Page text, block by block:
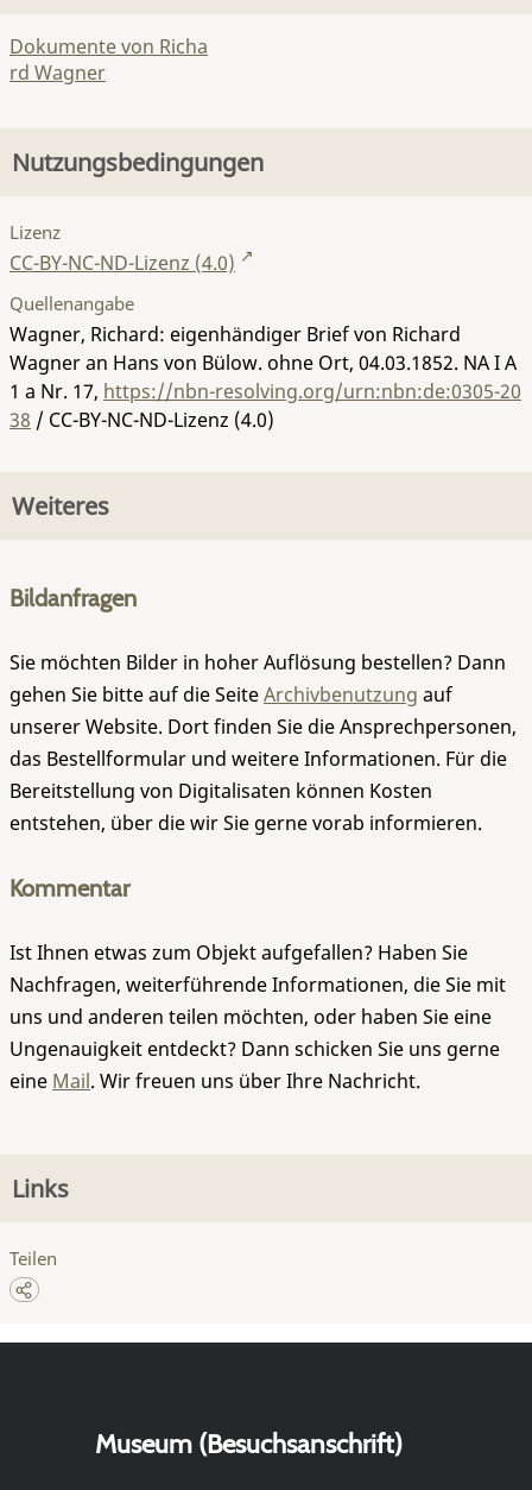
Dokumente von Richa
rd Wagner
Nutzungsbedingungen
Lizenz
CC-BY-NC-ND-Lizenz (4.0)
Quellenangabe
Wagner, Richard: eigenhändiger Brief von Richard
Wagner an Hans von Bülow. ohne Ort, 04.03.1852. NA I A
1 a Nr. 17, https://nbn-resolving.org/urn:nbn:de:0305-20
38 / CC-BY-NC-ND-Lizenz (4.0)
Weiteres
Bildanfragen
Sie möchten Bilder in hoher Auflösung bestellen? Dann
gehen Sie bitte auf die SeiteArchivbenutzung auf
unserer Website. Dort finden Sie die Ansprechpersonen,
das Bestellformular und weitere Informationen. Für die
Bereitstellung von Digitalisaten können Kosten
entstehen, über die wir Sie gerne vorab informieren.
Kommentar
Ist Ihnen etwas zum Objekt aufgefallen? Haben Sie
Nachfragen, weiterführende Informationen, die Sie mit
uns und anderen teilen möchten, oder haben Sie eine
Ungenauigkeit entdeckt? Dann schicken Sie uns gerne
eine Mail. Wir freuen uns über Ihre Nachricht.
Links
Teilen
Museum (Besuchsanschrift)